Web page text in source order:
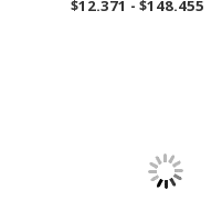
$12.371 - $148.455